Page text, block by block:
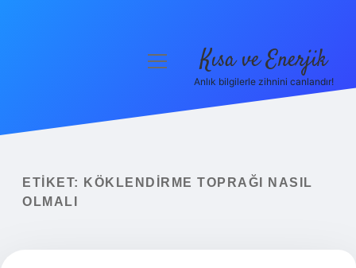
Yasal Uyarı
menüyü
Kısa ve Enerjik
Anlık bilgilerle zihnini canlandır!
ETIKET:
KÖKLENDIRME TOPRAĞI NASIL
OLMALI